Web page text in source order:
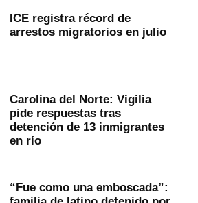
ICE registra récord de
arrestos migratorios en julio
Carolina del Norte: Vigilia
pide respuestas tras
detención de 13 inmigrantes
en río
“Fue como una emboscada”: